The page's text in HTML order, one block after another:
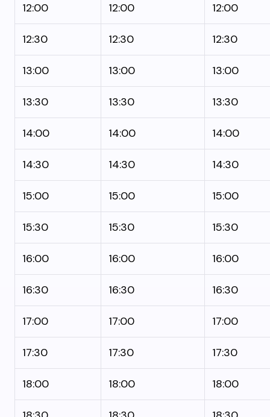
12:00 12:00 12:00
12:30 12:30 12:30
13:00 13:00 13:00
13:30 13:30 13:30
14:00 14:00 14:00
14:30 14:30 14:30
15:00 15:00 15:00
15:30 15:30 15:30
16:00 16:00 16:00
16:30 16:30 16:30
17:00 17:00 17:00
17:30 17:30 17:30
18:00 18:00 18:00